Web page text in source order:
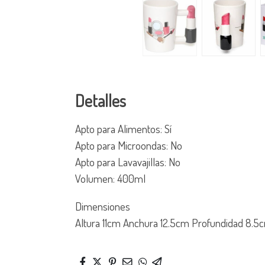
Detalles
Apto para Alimentos: Sí
Apto para Microondas: No
Apto para Lavavajillas: No
Volumen: 400ml
Dimensiones
Altura 11cm Anchura 12.5cm Profundidad